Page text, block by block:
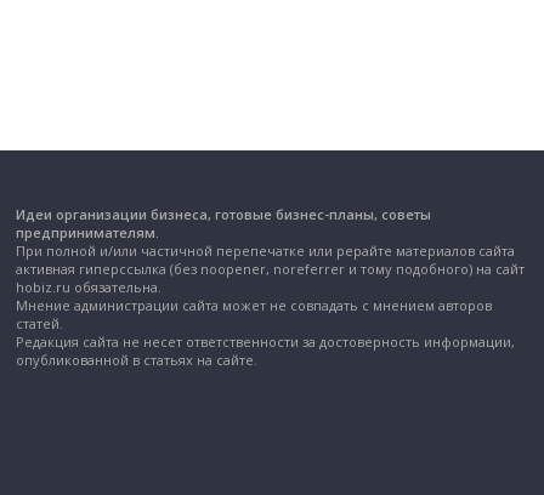
Идеи организации бизнеса, готовые бизнес-планы, советы
предпринимателям.
При полной и/или частичной перепечатке или рерайте материалов сайта
активная гиперссылка (без noopener, noreferrer и тому подобного) на сайт
hobiz.ru обязательна.
Мнение администрации сайта может не совпадать с мнением авторов
статей.
Редакция сайта не несет ответственности за достоверность информации,
опубликованной в статьях на сайте.